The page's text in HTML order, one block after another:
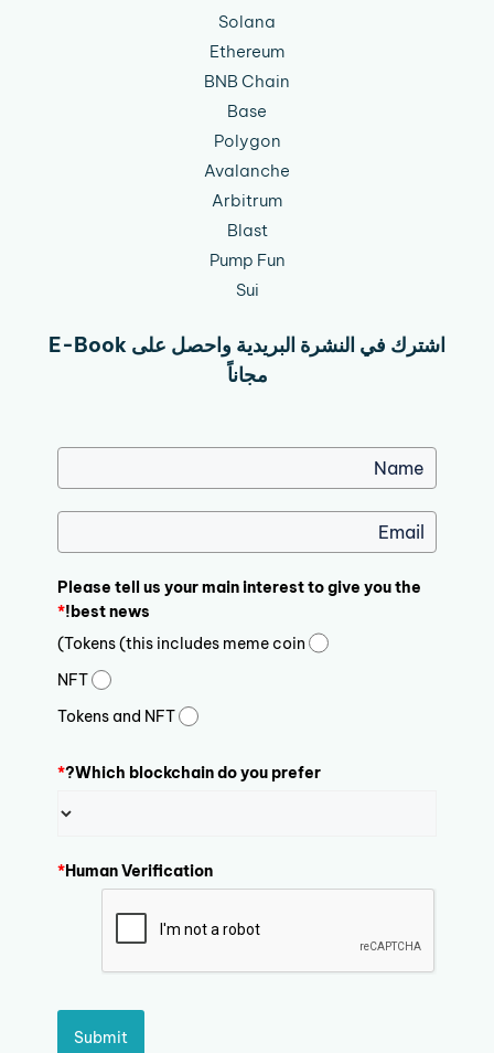
Solana
Ethereum
BNB Chain
Base
Polygon
Avalanche
Arbitrum
Blast
Pump Fun
Sui
اشترك في النشرة البريدية واحصل على E-Book
مجاناً
Please tell us your main interest to give you the
best news!
*
Tokens (this includes meme coin)
NFT
Tokens and NFT
Which blockchain do you prefer?
*
Human Verification
*
Submit